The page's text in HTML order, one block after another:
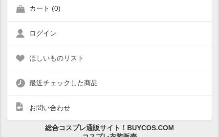
カート (0)
ログイン
ほしいものリスト
最近チェックした商品
お問い合わせ
総合コスプレ通販サイト！BUYCOS.COM